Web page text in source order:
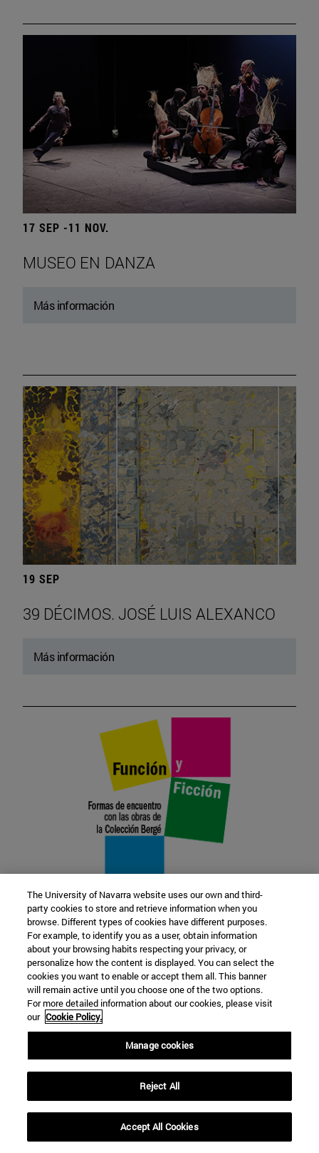
17 SEP -11 NOV.
MUSEO EN DANZA
Más información
19 SEP
39 DÉCIMOS. JOSÉ LUIS ALEXANCO
Más información
22 SEP
FUNCIÓN Y FICCIÓN. Varios artistas
Más información
The University of Navarra website uses our own and third-
party cookies to store and retrieve information when you
browse. Different types of cookies have different purposes.
For example, to identify you as a user, obtain information
about your browsing habits respecting your privacy, or
personalize how the content is displayed. You can select the
cookies you want to enable or accept them all. This banner
will remain active until you choose one of the two options.
For more detailed information about our cookies, please visit
our Cookie Policy.
Manage cookies
Reject All
Accept All Cookies